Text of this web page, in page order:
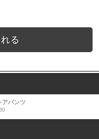
る
アパンツ